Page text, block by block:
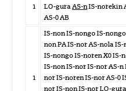
1
LO-guraAS-nIS-norekin
AS-0 AB
1
IS-non IS-nongo IS-
non PA IS-nor AS-nola IS-
IS-nongo IS-noren X0 IS-
IS-non IS-nor IS-nor AS-n
nor IS-noren IS-nor AS-0
nor IS-non IS-nor LO-gura